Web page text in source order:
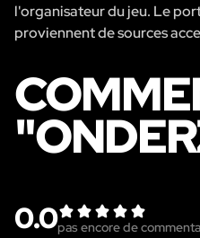
l'organisateur du jeu. Le
proviennent de sources
0.0pas encore de